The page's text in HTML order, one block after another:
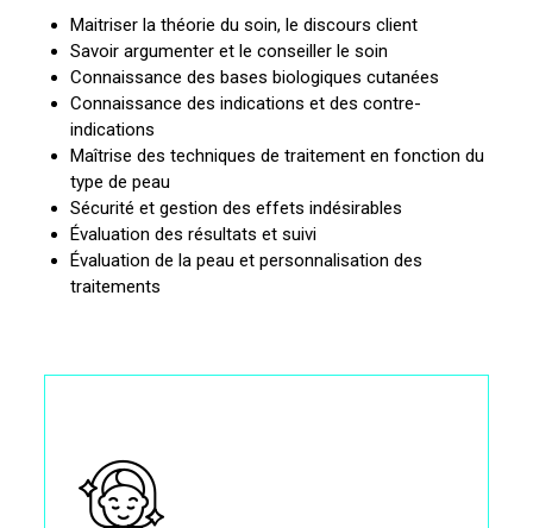
Maitriser la théorie du soin, le discours client
Savoir argumenter et le conseiller le soin
Connaissance des bases biologiques cutanées
Connaissance des indications et des contre-
indications
Maîtrise des techniques de traitement en fonction du
type de peau
Sécurité et gestion des effets indésirables
Évaluation des résultats et suivi
Évaluation de la peau et personnalisation des
traitements